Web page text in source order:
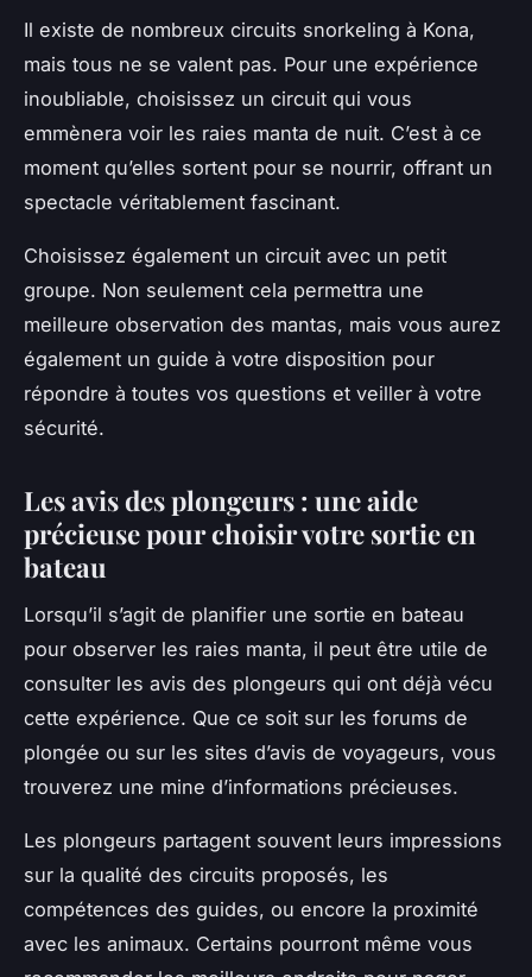
Il existe de nombreux circuits snorkeling à Kona,
mais tous ne se valent pas. Pour une expérience
inoubliable, choisissez un circuit qui vous
emmènera voir les raies manta de nuit. C’est à ce
moment qu’elles sortent pour se nourrir, offrant un
spectacle véritablement fascinant.
Choisissez également un circuit avec un petit
groupe. Non seulement cela permettra une
meilleure observation des mantas, mais vous aurez
également un guide à votre disposition pour
répondre à toutes vos questions et veiller à votre
sécurité.
Les avis des plongeurs : une aide
précieuse pour choisir votre sortie en
bateau
Lorsqu’il s’agit de planifier une sortie en bateau
pour observer les raies manta, il peut être utile de
consulter les avis des plongeurs qui ont déjà vécu
cette expérience. Que ce soit sur les forums de
plongée ou sur les sites d’avis de voyageurs, vous
trouverez une mine d’informations précieuses.
Les plongeurs partagent souvent leurs impressions
sur la qualité des circuits proposés, les
compétences des guides, ou encore la proximité
avec les animaux. Certains pourront même vous